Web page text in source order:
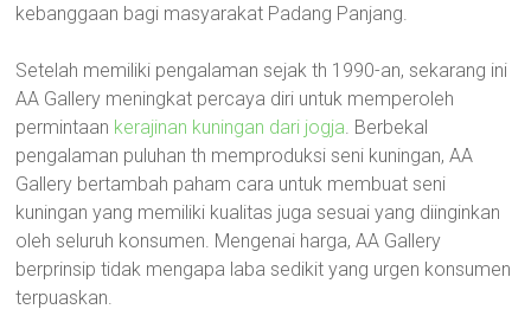
kebanggaan bagi masyarakat Padang Panjang.
Setelah memiliki pengalaman sejak th 1990-an, sekarang ini
AA Gallery meningkat percaya diri untuk memperoleh
permintaan kerajinan kuningan dari jogja. Berbekal
pengalaman puluhan th memproduksi seni kuningan, AA
Gallery bertambah paham cara untuk membuat seni
kuningan yang memiliki kualitas juga sesuai yang diinginkan
oleh seluruh konsumen. Mengenai harga, AA Gallery
berprinsip tidak mengapa laba sedikit yang urgen konsumen
terpuaskan.